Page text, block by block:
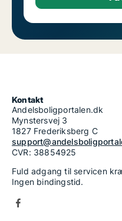
Kontakt
Andelsboligportalen.dk
Mynstersvej 3
1827 Frederiksberg C
CVR: 38854925
Fuld adgang til servicen
Ingen bindingstid.